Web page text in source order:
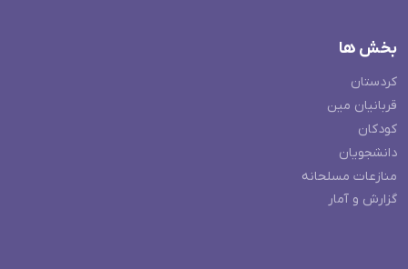
بخش ها
کردستان
قربانیان مین
کودکان
دانشجویان
منازعات مسلحانه
گزارش و آمار